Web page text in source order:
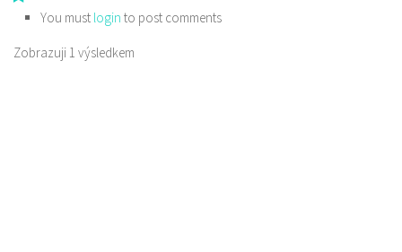
You must login to post comments
Zobrazuji 1 výsledkem